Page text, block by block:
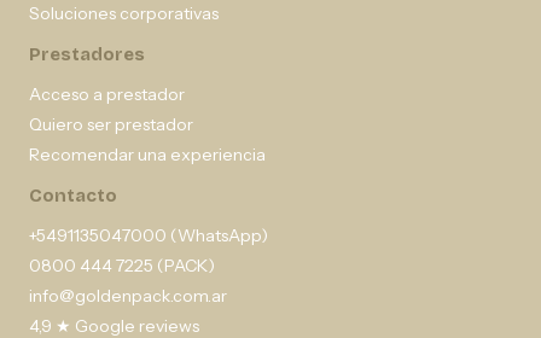
Soluciones corporativas
Prestadores
Acceso a prestador
Quiero ser prestador
Recomendar una experiencia
Contacto
+5491135047000 (WhatsApp)
0800 444 7225 (PACK)
info@goldenpack.com.ar
4,9 ★ Google reviews